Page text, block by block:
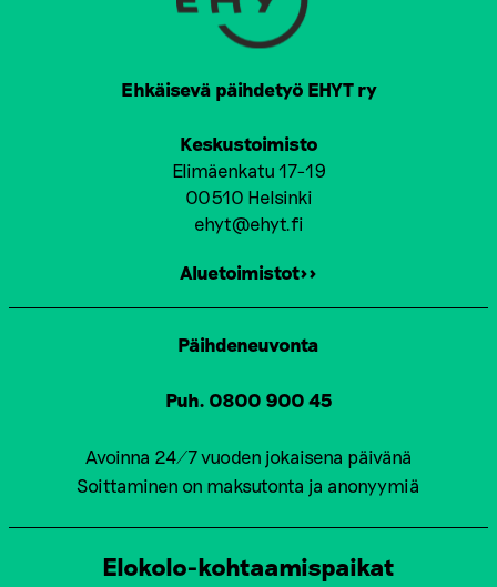
Ehkäisevä päihdetyö EHYT ry
Keskustoimisto
Elimäenkatu 17-19
00510 Helsinki
ehyt@ehyt.fi
Aluetoimistot>>
Päihdeneuvonta
Puh. 0800 900 45
Avoinna 24/7 vuoden jokaisena päivänä
Soittaminen on maksutonta ja anonyymiä
Elokolo-kohtaamispaikat